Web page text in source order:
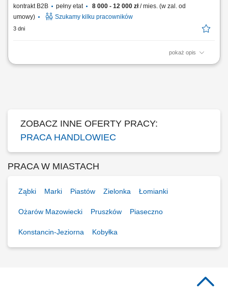
kontrakt B2B
pełny etat 8 000 - 12 000 zł/ mies. (w zal. od
umowy)
Szukamy kilku pracowników
3 dni
pokaż opis
Obowiązki: Nawiązywanie relacji handlowych z nowymi Klientami B2B
ZOBACZ INNE OFERTY PRACY:
PRACA HANDLOWIEC
PRACA W MIASTACH
Ząbki Marki Piastów Zielonka Łomianki
Ożarów Mazowiecki Pruszków Piaseczno
Konstancin-Jeziorna Kobyłka